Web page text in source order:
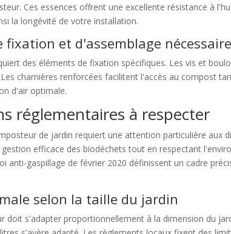
Ces essences offrent une excellente résistance à
la longévité de votre installation.
fixation et d'assemblage
des éléments de fixation spécifiques. Les vis et
charnières renforcées facilitent l'accès au compost
d'air optimale.
réglementaires à respecter
de jardin requiert une attention particulière aux
efficace des biodéchets tout en respectant
anti-gaspillage de février 2020 définissent un cadre
selon la taille du jardin
doit s'adapter proportionnellement à la dimension du